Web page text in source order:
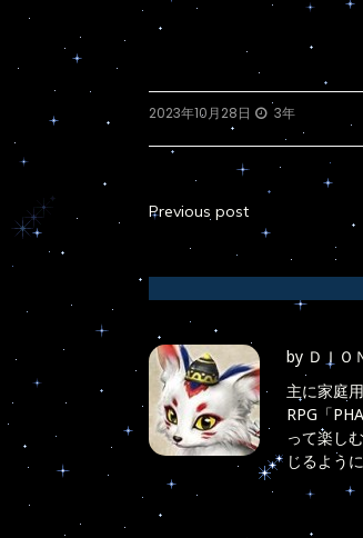
2023年10月28日 3年
投
ナ
ビ
ゲ
ー
シ
ョ
Previous post
by ＤＩＯ
主に家庭
RPG「
って楽し
じるよう